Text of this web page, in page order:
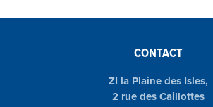
CONTACT
ZI la Plaine des Isles,
2 rue des Caillottes